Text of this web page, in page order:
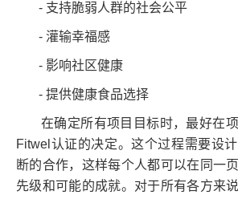
- 支持脆弱人群的社会公平
- 灌输幸福感
- 影响社区健康
- 提供健康食品选择
在确定所有项目目标时，最好在项
Fitwel认证的决定。这个过程需要设
断的合作，这样每个人都可以在同一
先级和可能的成就。对于所有各方来